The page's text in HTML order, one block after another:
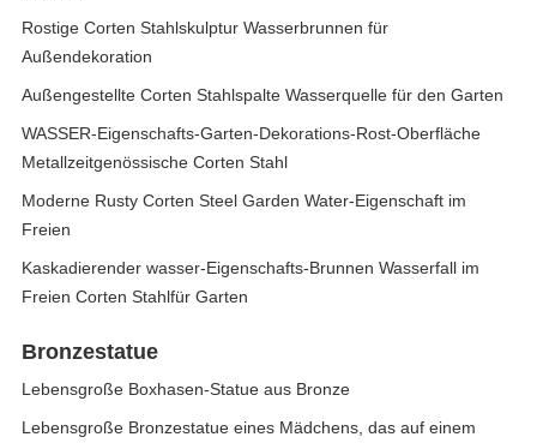
Rostige Corten Stahlskulptur Wasserbrunnen für
Außendekoration
Außengestellte Corten Stahlspalte Wasserquelle für den Garten
WASSER-Eigenschafts-Garten-Dekorations-Rost-Oberfläche
Metallzeitgenössische Corten Stahl
Moderne Rusty Corten Steel Garden Water-Eigenschaft im
Freien
Kaskadierender wasser-Eigenschafts-Brunnen Wasserfall im
Freien Corten Stahlfür Garten
Bronzestatue
Lebensgroße Boxhasen-Statue aus Bronze
Lebensgroße Bronzestatue eines Mädchens, das auf einem